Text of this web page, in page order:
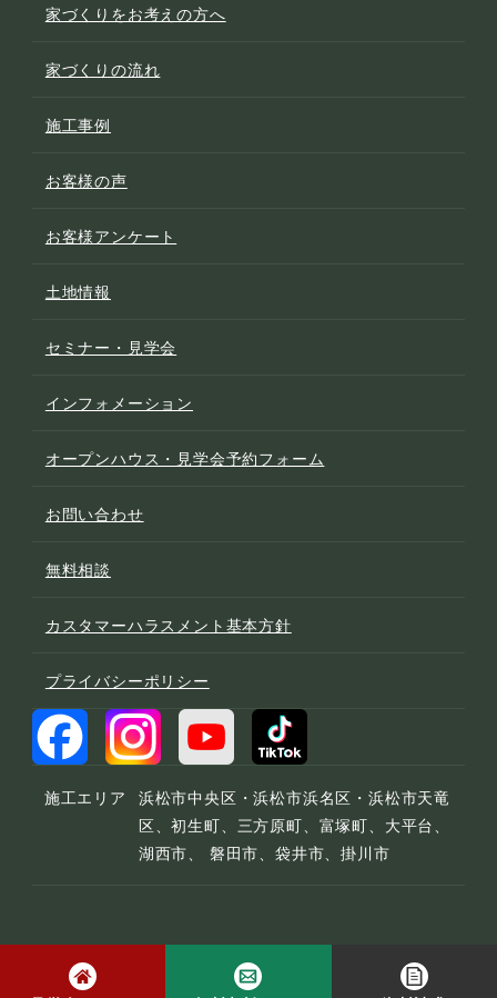
家づくりをお考えの方へ
家づくりの流れ
施工事例
お客様の声
お客様アンケート
土地情報
セミナー・見学会
インフォメーション
オープンハウス・見学会予約フォーム
お問い合わせ
無料相談
カスタマーハラスメント基本方針
プライバシーポリシー
施工エリア
浜松市中央区・浜松市浜名区・浜松市天竜
区、初生町、三方原町、富塚町、大平台、
湖西市、 磐田市、袋井市、掛川市